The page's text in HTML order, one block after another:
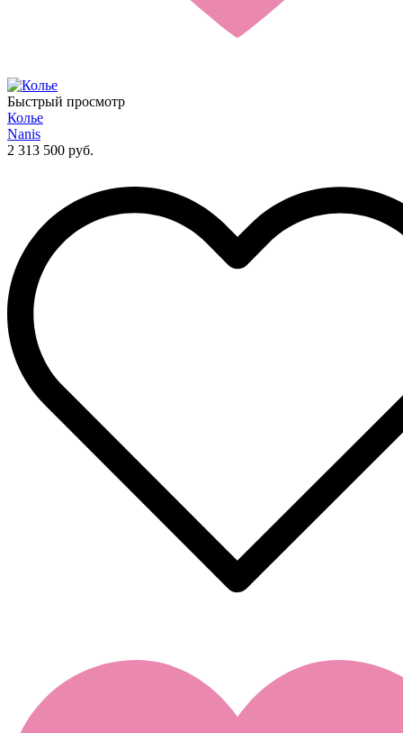
Быстрый просмотр
Колье
Nanis
2 313 500 руб.